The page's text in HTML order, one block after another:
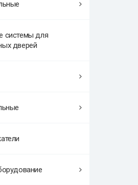
системы для
дверей